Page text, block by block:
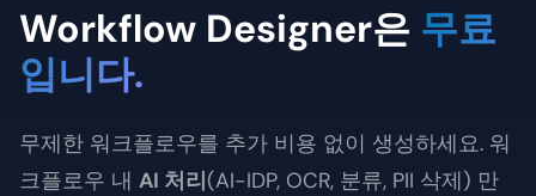
Workflow Designer은 무료
입니다.
무제한 워크플로우를 추가 비용 없이 생성하세요. 워
크플로우 내 AI 처리 (AI-IDP, OCR, 분류, PII 삭제) 만